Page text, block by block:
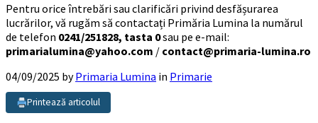
Pentru orice întrebări sau clarificări privind desfășurarea
lucrărilor, vă rugăm să contactați Primăria Lumina la numărul
de telefon 0241/251828, tasta 0sau pe e-mail:
primarialumina@yahoo.com / contact@primaria-lumina.ro
04/09/2025 byPrimaria Lumina in Primarie
Printează articolul